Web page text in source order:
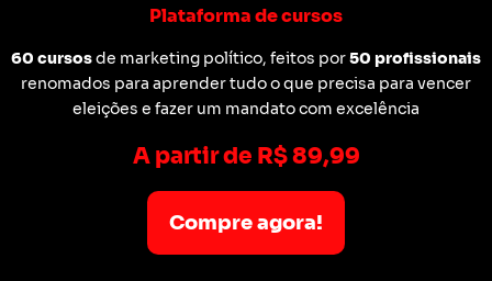
Plataforma de cursos
60 cursosde marketing político, feitos por50 profissionais
renomados para aprender tudo o que precisa para vencer
eleições e fazer um mandato com excelência
A partir de R$ 89,99
Compre agora!